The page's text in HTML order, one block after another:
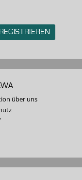
über uns